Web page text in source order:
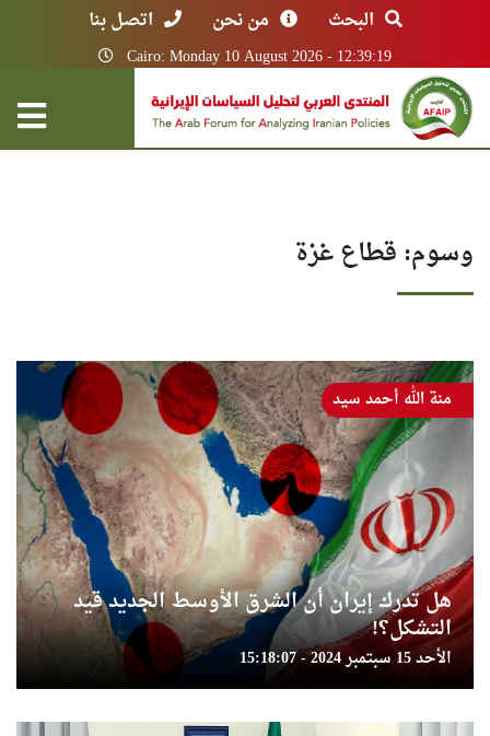
البحث من نحن اتصل بنا
Cairo: Monday 10 August 2026 - 12:39:19
وسوم: قطاع غزة
هل تدرك إيران أن الشرق الأوسط الجديد قيد
التشكل؟!
الأحد 15 سبتمبر 2024 - 15:18:07
منة الله أحمد سيد